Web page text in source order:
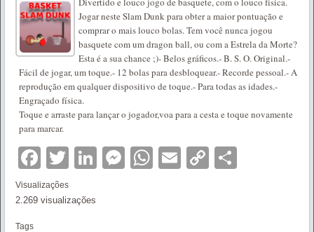
Jogar neste Slam Dunk para obter a maior pontuação e
comprar o mais louco bolas. Tem você nunca jogou
basquete com um dragon ball, ou com a Estrela da Morte?
Esta é a sua chance ;)- Belos gráficos.- B. S. O. Original.-
Fácil de jogar, um toque.- 12 bolas para desbloquear.- Recorde pessoal.- A
reprodução em qualquer dispositivo de toque.- Para todas as idades.-
Engraçado física.
Toque e arraste para lançar o jogador,voa para a cesta e toque novamente
para marcar.
Facebook
TwitterLinkedIn
Messenger
WhatsApp
EmailCopy
Visualizações
2.269 visualizações
Tags